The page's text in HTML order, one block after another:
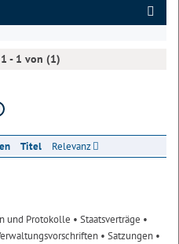
- 1 von (1)
Titel Relevanz
und Protokolle • Staatsverträge •
• Satzungen •